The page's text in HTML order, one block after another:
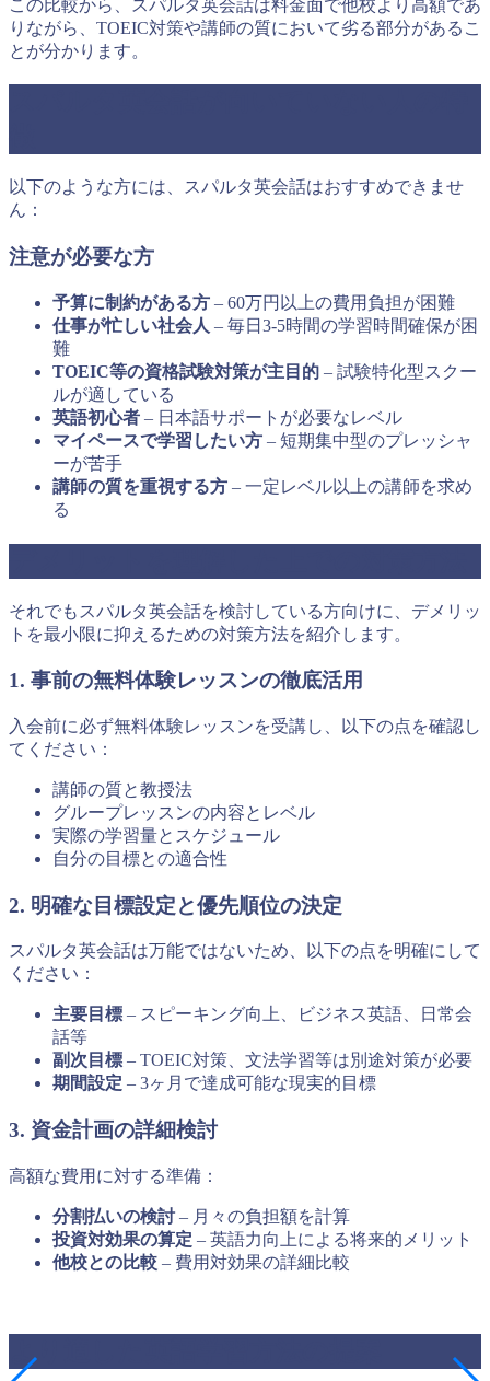
この比較から、スパルタ英会話は料金面で他校より高額であ
りながら、TOEIC対策や講師の質において劣る部分があるこ
とが分かります。
以下のような方には、スパルタ英会話はおすすめできませ
ん：
注意が必要な方
予算に制約がある方 – 60万円以上の費用負担が困難
仕事が忙しい社会人 – 毎日3-5時間の学習時間確保が困
難
TOEIC等の資格試験対策が主目的 – 試験特化型スクー
ルが適している
英語初心者 – 日本語サポートが必要なレベル
マイペースで学習したい方 – 短期集中型のプレッシャ
ーが苦手
講師の質を重視する方 – 一定レベル以上の講師を求め
る
それでもスパルタ英会話を検討している方向けに、デメリッ
トを最小限に抑えるための対策方法を紹介します。
1. 事前の無料体験レッスンの徹底活用
入会前に必ず無料体験レッスンを受講し、以下の点を確認し
てください：
講師の質と教授法
グループレッスンの内容とレベル
実際の学習量とスケジュール
自分の目標との適合性
2. 明確な目標設定と優先順位の決定
スパルタ英会話は万能ではないため、以下の点を明確にして
ください：
主要目標 – スピーキング向上、ビジネス英語、日常会
話等
副次目標 – TOEIC対策、文法学習等は別途対策が必要
期間設定 – 3ヶ月で達成可能な現実的目標
3. 資金計画の詳細検討
高額な費用に対する準備：
分割払いの検討– 月々の負担額を計算
投資対効果の算定 – 英語力向上による将来的メリット
他校との比較 – 費用対効果の詳細比較
より適した英語学習方法の提案